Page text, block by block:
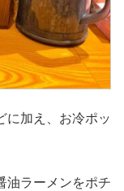
に加え、お冷ポッ
油ラーメンをポチ